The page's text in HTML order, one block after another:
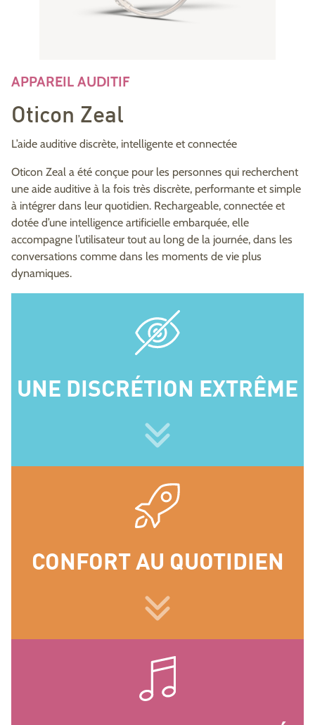
APPAREIL AUDITIF
Oticon Zeal
L’aide auditive discrète, intelligente et connectée
Oticon Zeal a été conçue pour les personnes qui recherchent
une aide auditive à la fois très discrète, performante et simple
à intégrer dans leur quotidien. Rechargeable, connectée et
dotée d’une intelligence artificielle embarquée, elle
accompagne l’utilisateur tout au long de la journée, dans les
conversations comme dans les moments de vie plus
dynamiques.
UNE DISCRÉTION EXTRÊME
CONFORT AU QUOTIDIEN